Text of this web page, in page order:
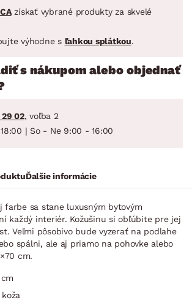
získať vybrané produkty za skvelé
výhodne s ľahkou splátkou.
s nákupom alebo objednať
02, voľba 2
| So - Ne 9:00 - 16:00
Ďalšie informácie
farbe sa stane luxusným bytovým
každý interiér. Kožušinu si obľúbite pre jej
Veľmi pôsobivo bude vyzerať na podlahe
spálni, ale aj priamo na pohovke alebo
cm.